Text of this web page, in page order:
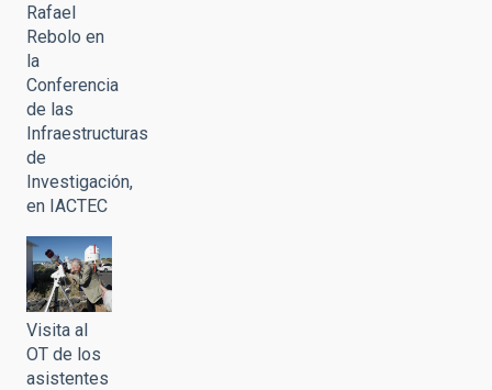
Rafael
Rebolo en
la
Conferencia
de las
Infraestructuras
de
Investigación,
en IACTEC
Visita al
OT de los
asistentes